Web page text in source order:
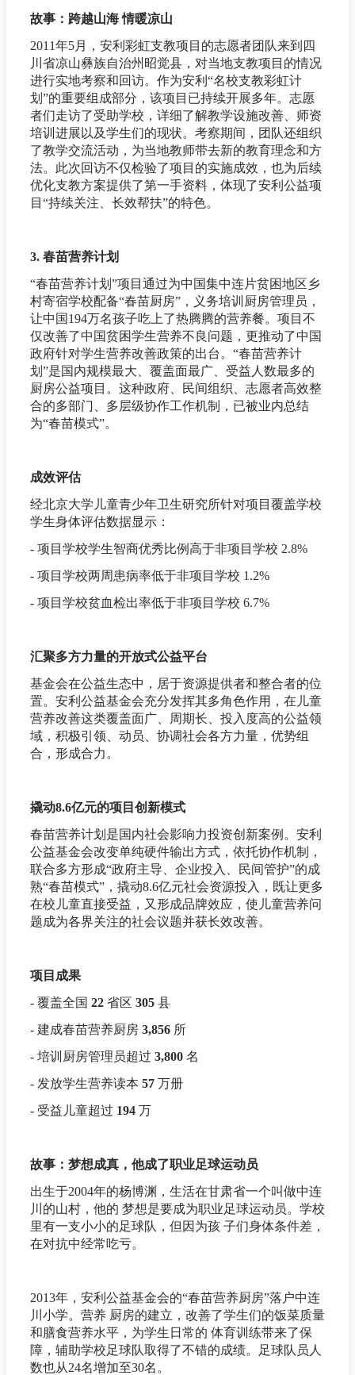
故事：跨越山海 情暖凉山
2011年5月，安利彩虹支教项目的志愿者团队来到四
川省凉山彝族自治州昭觉县，对当地支教项目的情况
进行实地考察和回访。作为安利“名校支教彩虹计
划”的重要组成部分，该项目已持续开展多年。志愿
者们走访了受助学校，详细了解教学设施改善、师资
培训进展以及学生们的现状。考察期间，团队还组织
了教学交流活动，为当地教师带去新的教育理念和方
法。此次回访不仅检验了项目的实施成效，也为后续
优化支教方案提供了第一手资料，体现了安利公益项
目“持续关注、长效帮扶”的特色。
3. 春苗营养计划
“春苗营养计划”项目通过为中国集中连片贫困地区乡
村寄宿学校配备“春苗厨房”，义务培训厨房管理员，
让中国194万名孩子吃上了热腾腾的营养餐。项目不
仅改善了中国贫困学生营养不良问题，更推动了中国
政府针对学生营养改善政策的出台。“春苗营养计
划”是国内规模最大、覆盖面最广、受益人数最多的
厨房公益项目。这种政府、民间组织、志愿者高效整
合的多部门、多层级协作工作机制，已被业内总结
为“春苗模式”。
成效评估
经北京大学儿童青少年卫生研究所针对项目覆盖学校
学生身体评估数据显示：
- 项目学校学生智商优秀比例高于非项目学校 2.8%
- 项目学校两周患病率低于非项目学校 1.2%
- 项目学校贫血检出率低于非项目学校 6.7%
汇聚多方力量的开放式公益平台
基金会在公益生态中，居于资源提供者和整合者的位
置。安利公益基金会充分发挥其多角色作用，在儿童
营养改善这类覆盖面广、周期长、投入度高的公益领
域，积极引领、动员、协调社会各方力量，优势组
合，形成合力。
撬动8.6亿元的项目创新模式
春苗营养计划是国内社会影响力投资创新案例。安利
公益基金会改变单纯硬件输出方式，依托协作机制，
联合多方形成“政府主导、企业投入、民间管护”的成
熟“春苗模式”，撬动8.6亿元社会资源投入，既让更多
在校儿童直接受益，又形成品牌效应，使儿童营养问
题成为各界关注的社会议题并获长效改善。
项目成果
- 覆盖全国 22 省区 305 县
- 建成春苗营养厨房 3,856 所
- 培训厨房管理员超过 3,800 名
- 发放学生营养读本 57 万册
- 受益儿童超过 194 万
故事：梦想成真，他成了职业足球运动员
出生于2004年的杨博渊，生活在甘肃省一个叫做中连
川的山村，他的 梦想是要成为职业足球运动员。学校
里有一支小小的足球队，但因为孩 子们身体条件差，
在对抗中经常吃亏。
2013年，安利公益基金会的“春苗营养厨房”落户中连
川小学。营养 厨房的建立，改善了学生们的饭菜质量
和膳食营养水平，为学生日常的 体育训练带来了保
障，辅助学校足球队取得了不错的成绩。足球队员人
数也从24名增加至30名。